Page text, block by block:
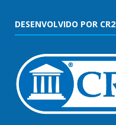
DESENVOLVIDO POR CR2